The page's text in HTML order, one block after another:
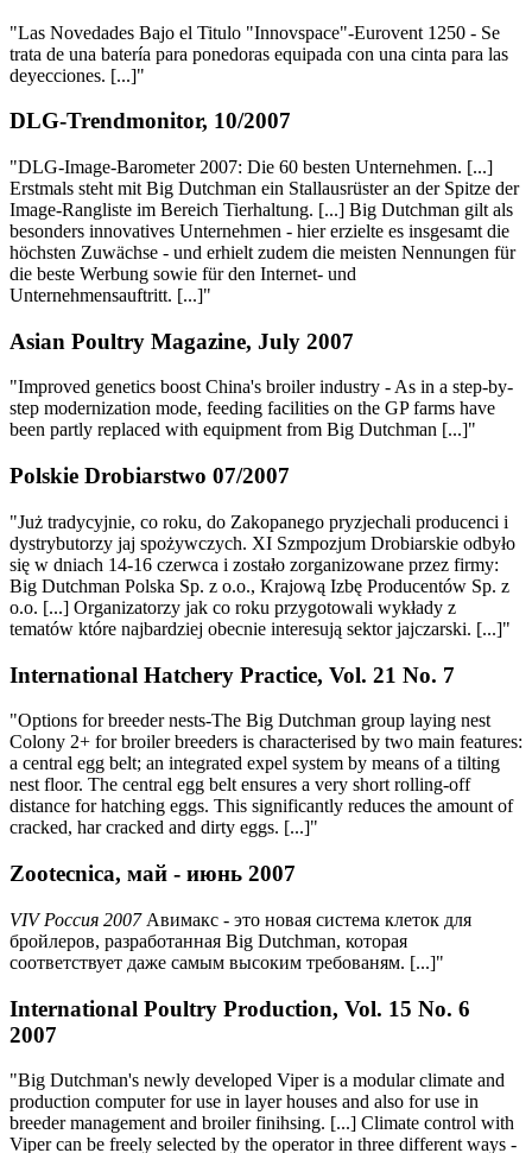
"Las Novedades Bajo el Titulo "Innovspace"-Eurovent 1250 - Se
trata de una batería para ponedoras equipada con una cinta para las
deyecciones. [...]"
DLG-Trendmonitor, 10/2007
"DLG-Image-Barometer 2007: Die 60 besten Unternehmen. [...]
Erstmals steht mit Big Dutchman ein Stallausrüster an der Spitze der
Image-Rangliste im Bereich Tierhaltung. [...] Big Dutchman gilt als
besonders innovatives Unternehmen - hier erzielte es insgesamt die
höchsten Zuwächse - und erhielt zudem die meisten Nennungen für
die beste Werbung sowie für den Internet- und
Unternehmensauftritt. [...]"
Asian Poultry Magazine, July 2007
"Improved genetics boost China's broiler industry - As in a step-by-
step modernization mode, feeding facilities on the GP farms have
been partly replaced with equipment from Big Dutchman [...]"
Polskie Drobiarstwo 07/2007
"Już tradycyjnie, co roku, do Zakopanego pryzjechali producenci i
dystrybutorzy jaj spożywczych. XI Szmpozjum Drobiarskie odbyło
się w dniach 14-16 czerwca i zostało zorganizowane przez firmy:
Big Dutchman Polska Sp. z o.o., Krajową Izbę Producentów Sp. z
o.o. [...] Organizatorzy jak co roku przygotowali wykłady z
tematów które najbardziej obecnie interesują sektor jajczarski. [...]"
International Hatchery Practice, Vol. 21 No. 7
"Options for breeder nests-The Big Dutchman group laying nest
Colony 2+ for broiler breeders is characterised by two main features:
a central egg belt; an integrated expel system by means of a tilting
nest floor. The central egg belt ensures a very short rolling-off
distance for hatching eggs. This significantly reduces the amount of
cracked, har cracked and dirty eggs. [...]"
Zootecnica, май - июнь 2007
VIV Россия 2007Авимакс - это новая система клеток для
бройлеров, разработанная Big Dutchman, которая
соответствует даже самым высоким требованям. [...]"
International Poultry Production, Vol. 15 No. 6
2007
"Big Dutchman's newly developed Viper is a modular climate and
production computer for use in layer houses and also for use in
breeder management and broiler finihsing. [...] Climate control with
Viper can be freely selected by the operator in three different ways -